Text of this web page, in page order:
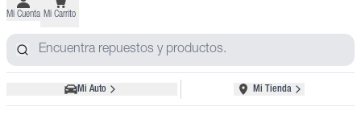
Mi Cuenta Mi Carrito
Mi Auto Mi Tienda